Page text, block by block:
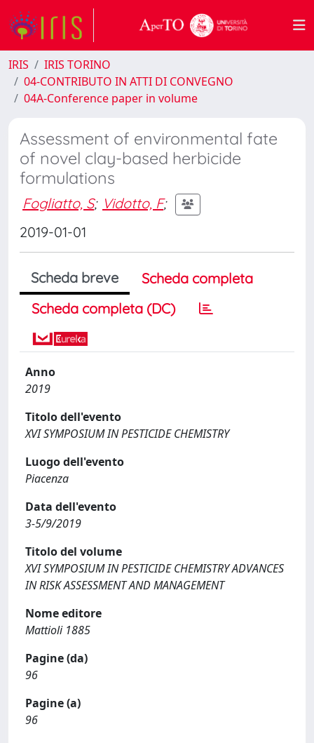
IRIS
IRIS TORINO
04-CONTRIBUTO IN ATTI DI CONVEGNO
04A-Conference paper in volume
Assessment of environmental fate
of novel clay-based herbicide
formulations
Fogliatto, S; Vidotto, F;
2019-01-01
Scheda breve
Scheda completa
Scheda completa (DC)
Anno
2019
Titolo dell'evento
XVI SYMPOSIUM IN PESTICIDE CHEMISTRY
Luogo dell'evento
Piacenza
Data dell'evento
3-5/9/2019
Titolo del volume
XVI SYMPOSIUM IN PESTICIDE CHEMISTRY ADVANCES
IN RISK ASSESSMENT AND MANAGEMENT
Nome editore
Mattioli 1885
Pagine (da)
96
Pagine (a)
96